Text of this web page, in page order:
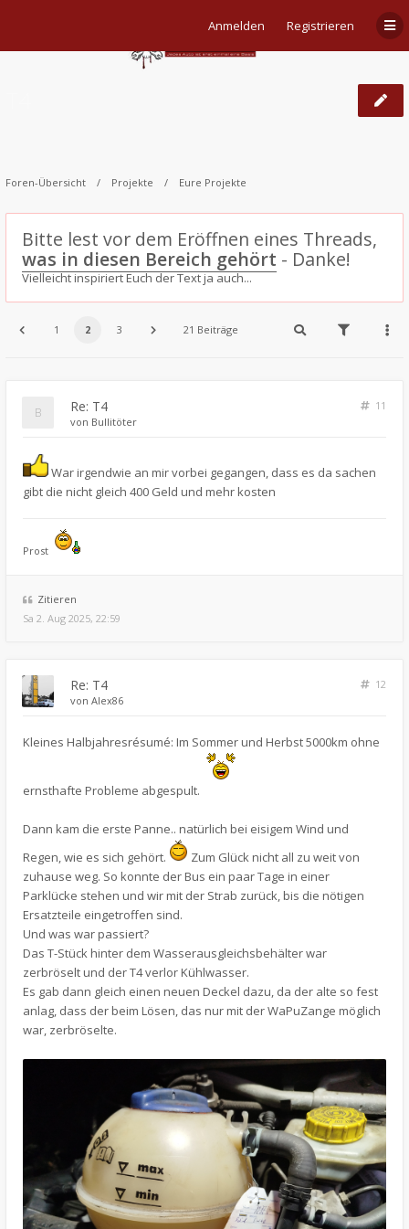
Anmelden Registrieren
Foren-Übersicht Projekte Eure Projekte
Bitte lest vor dem Eröffnen eines Threads,
was in diesen Bereich gehört - Danke!
Vielleicht inspiriert Euch der Text ja auch...
1 2 3 21 Beiträge
Re: T4
11
von Bullitöter
War irgendwie an mir vorbei gegangen, dass es da sachen
gibt die nicht gleich 400 Geld und mehr kosten
Prost
Zitieren
Sa 2. Aug 2025, 22:59
Re: T4
12
von Alex86
Kleines Halbjahresrésumé: Im Sommer und Herbst 5000km ohne
ernsthafte Probleme abgespult.
Dann kam die erste Panne.. natürlich bei eisigem Wind und
Regen, wie es sich gehört.
Zum Glück nicht all zu weit von
zuhause weg. So konnte der Bus ein paar Tage in einer
Parklücke stehen und wir mit der Strab zurück, bis die nötigen
Ersatzteile eingetroffen sind.
Und was war passiert?
Das T-Stück hinter dem Wasserausgleichsbehälter war
zerbröselt und der T4 verlor Kühlwasser.
Es gab dann gleich einen neuen Deckel dazu, da der alte so fest
anlag, dass der beim Lösen, das nur mit der WaPuZange möglich
war, zerbröselte.